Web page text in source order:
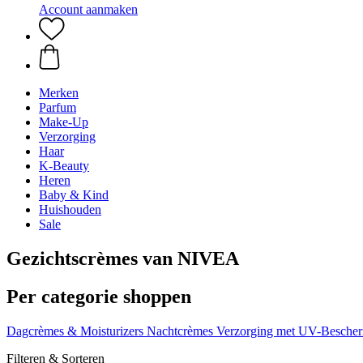
Account aanmaken
Merken
Parfum
Make-Up
Verzorging
Haar
K-Beauty
Heren
Baby & Kind
Huishouden
Sale
Gezichtscrèmes van NIVEA
Per categorie shoppen
Dagcrèmes & Moisturizers Nachtcrèmes Verzorging met UV-
Filteren & Sorteren